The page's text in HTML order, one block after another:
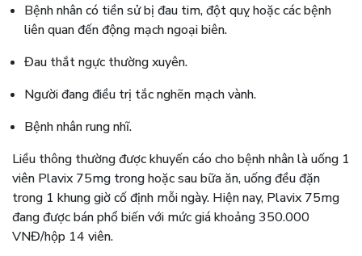
Bệnh nhân có tiền sử bị đau tim, đột quỵ hoặc các bệnh
liên quan đến động mạch ngoại biên.
Đau thắt ngực thường xuyên.
Người đang điều trị tắc nghẽn mạch vành.
Bệnh nhân rung nhĩ.
Liều thông thường được khuyến cáo cho bệnh nhân là uống 1
viên Plavix 75mg trong hoặc sau bữa ăn, uống đều đặn
trong 1 khung giờ cố định mỗi ngày. Hiện nay, Plavix 75mg
đang được bán phổ biến với mức giá khoảng 350.000
VNĐ/hộp 14 viên.